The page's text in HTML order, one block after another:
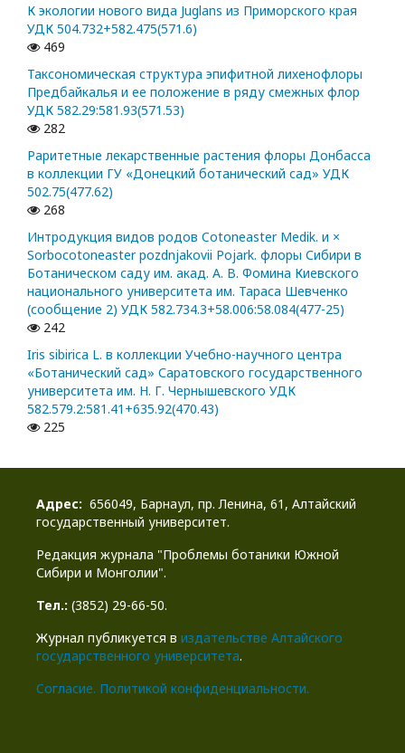
К экологии нового вида Juglans из Приморского края
УДК 504.732+582.475(571.6)
469
Таксономическая структура эпифитной лихенофлоры
Предбайкалья и ее положение в ряду смежных флор
УДК 582.29:581.93(571.53)
282
Раритетные лекарственные растения флоры Донбасса
в коллекции ГУ «Донецкий ботанический сад» УДК
502.75(477.62)
268
Интродукция видов родов Cotoneaster Medik. и ×
Sorbocotoneaster pozdnjakovii Pojark. флоры Сибири в
Ботаническом саду им. акад. А. В. Фомина Киевского
национального университета им. Тараса Шевченко
(сообщение 2) УДК 582.734.3+58.006:58.084(477-25)
242
Iris sibirica L. в коллекции Учебно-научного центра
«Ботанический сад» Саратовского государственного
университета им. Н. Г. Чернышевского УДК
582.579.2:581.41+635.92(470.43)
225
Адрес: 656049, Барнаул, пр. Ленина, 61, Алтайский
государственный университет.
Редакция журнала "Проблемы ботаники Южной
Сибири и Монголии".
Тел.: (3852) 29-66-50.
Журнал публикуется в издательстве Алтайского
государственного университета.
Cогласие. Политикой конфиденциальности.